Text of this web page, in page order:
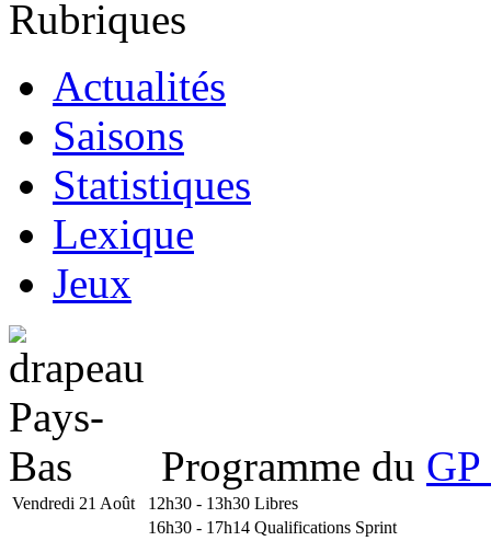
Rubriques
Actualités
Saisons
Statistiques
Lexique
Jeux
Programme du
Vendredi 21 Août 12h30 - 13h30 Libres
16h30 - 17h14 Qualifications Sprint